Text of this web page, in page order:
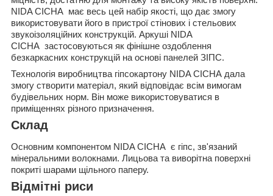
NIDA CICHA має весь цей набір якості, що дає змогу
використовувати його в пристрої стінових і стельових
звукоізоляційних конструкцій. Аркуші NIDA
CICHA застосовуються як фінішне оздоблення
безкаркасних конструкцій на основі панелей ЗІПС.
Технологія виробництва гіпсокартону NIDA CICHA дала
змогу створити матеріал, який відповідає всім вимогам
будівельних норм. Він може використовуватися в
приміщеннях різного призначення.
Склад
Основним компонентом NIDA CICHA є гіпс, зв'язаний
мінеральними волокнами. Лицьова та виворітна поверхні
покриті шарами щільного паперу.
Відмітні риси